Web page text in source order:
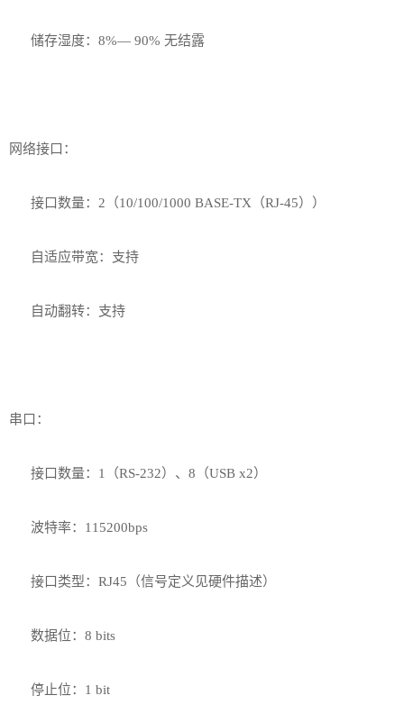
储存湿度：8%— 90% 无结露
网络接口：
接口数量：2（10/100/1000 BASE-TX（RJ-45））
自适应带宽：支持
自动翻转：支持
串口：
接口数量：1（RS-232）、8（USB x2）
波特率：115200bps
接口类型：RJ45（信号定义见硬件描述）
数据位：8 bits
停止位：1 bit